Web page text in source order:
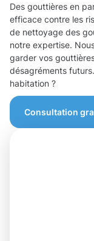
Des gouttières en
efficace contre les
de nettoyage des
notre expertise.
garder vos
désagréments
habitation ?
Consultation